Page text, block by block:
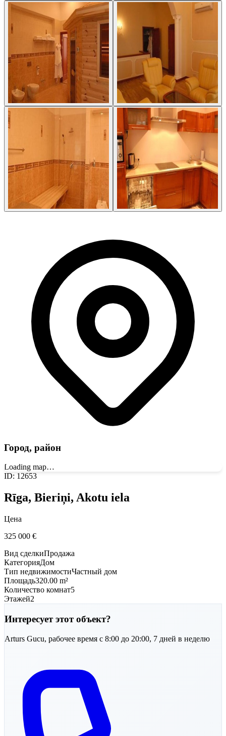
Город, район
Loading map…
ID: 12653
Rīga, Bieriņi, Akotu iela
Цена
325 000 €
Вид сделкиПродажа
КатегорияДом
Тип недвижимостиЧастный дом
Площадь320.00 m²
Количество комнат5
Этажей2
Интересует этот объект?
Arturs Gucu, рабочее время с 8:00 до 20:00, 7 дней в неделю